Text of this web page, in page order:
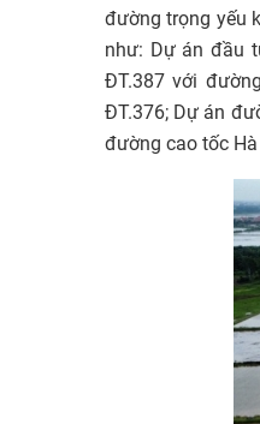
đường trọng yếu
như: Dự án đầu
ĐT.387 với
ĐT.376; Dự án
đường cao tốc